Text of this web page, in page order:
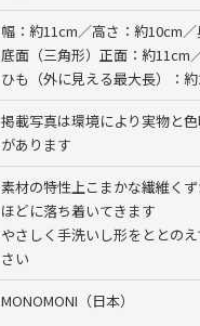
幅：約11cm／高さ：約10cm
底面（三角形）正面：約11cm
ひも（外に見える最大長）：
掲載写真は環境により実物と
があります
素材の特性上こまかな繊維く
ほどに落ち着いてきます
やさしく手洗いし形をととの
さい
MONOMONI（日本）